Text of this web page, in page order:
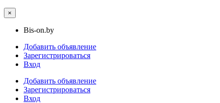
×
Bis-on.by
Добавить объявление
Зарегистрироваться
Вход
Добавить объявление
Зарегистрироваться
Вход